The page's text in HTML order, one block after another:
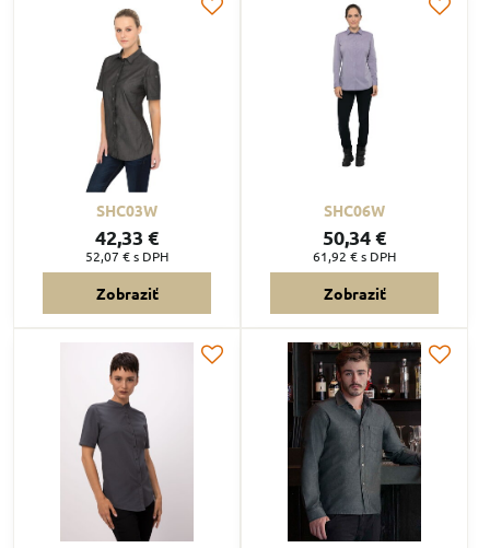
SHC03W
42,33 €
52,07 €s DPH
Zobraziť
SHC06W
50,34 €
61,92 €s DPH
Zobraziť